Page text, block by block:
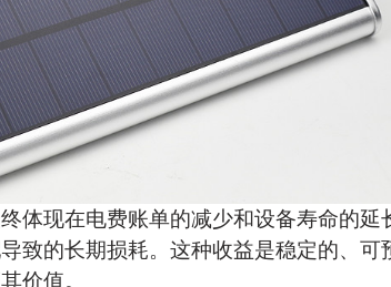
体现在电费账单的减少和设备寿命的
致的长期损耗。这种收益是稳定的、
价值。